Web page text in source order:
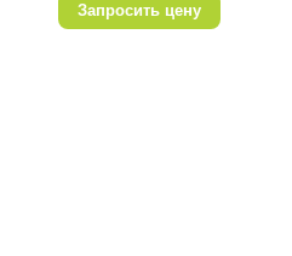
Запросить цену